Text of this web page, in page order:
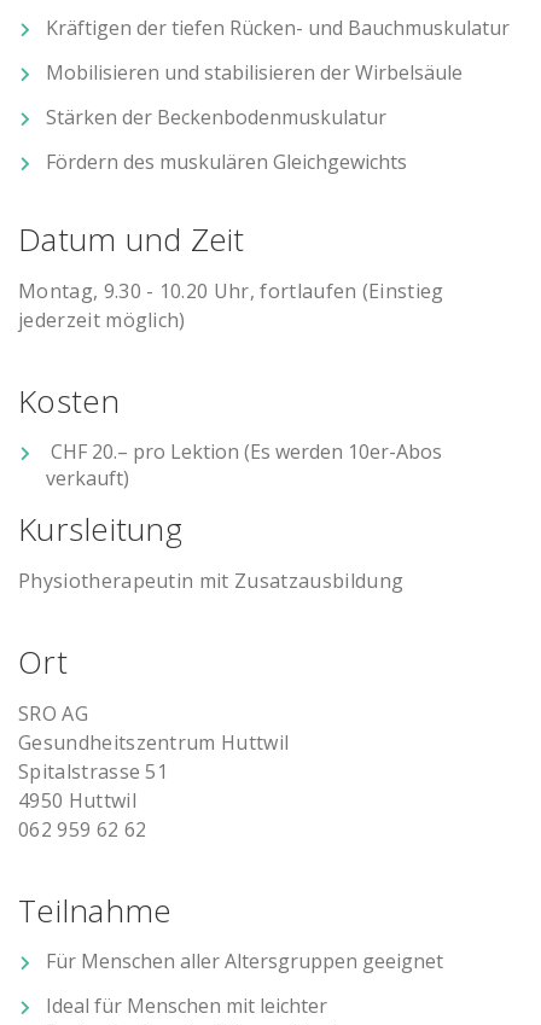
Kräftigen der tiefen Rücken- und Bauchmuskulatur
Mobilisieren und stabilisieren der Wirbelsäule
Stärken der Beckenbodenmuskulatur
Fördern des muskulären Gleichgewichts
Datum und Zeit
Montag, 9.30 - 10.20 Uhr, fortlaufen (Einstieg
jederzeit möglich)
Kosten
CHF 20.– pro Lektion (Es werden 10er-Abos
verkauft)
Kursleitung
Physiotherapeutin mit Zusatzausbildung
Ort
SRO AG
Gesundheitszentrum Huttwil
Spitalstrasse 51
4950 Huttwil
062 959 62 62
Teilnahme
Für Menschen aller Altersgruppen geeignet
Ideal für Menschen mit leichter